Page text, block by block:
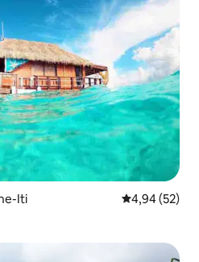
Iti Classificação
4,94 (52)